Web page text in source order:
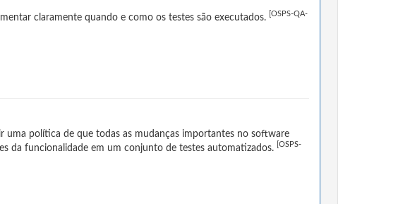
claramente quando e como os testes são executados. [OSPS-QA-
política de que todas as mudanças importantes no software
da funcionalidade em um conjunto de testes automatizados.
[OSPS-